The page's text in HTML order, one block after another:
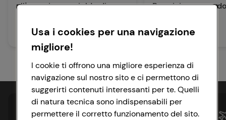
all'arancia con cialda di
20 min Media
Parmigiano e
20 min Facile
Usa i cookies per una navigazione
migliore!
I cookie ti offrono una migliore esperienza di
navigazione sul nostro sito e ci permettono di
suggerirti contenuti interessanti per te. Quelli
di natura tecnica sono indispensabili per
permettere il corretto funzionamento del sito.